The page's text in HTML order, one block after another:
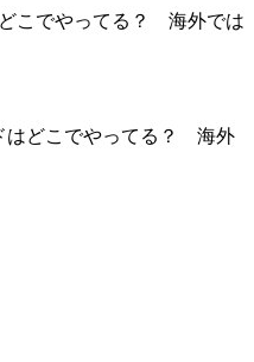
はどこでやってる？ 海外